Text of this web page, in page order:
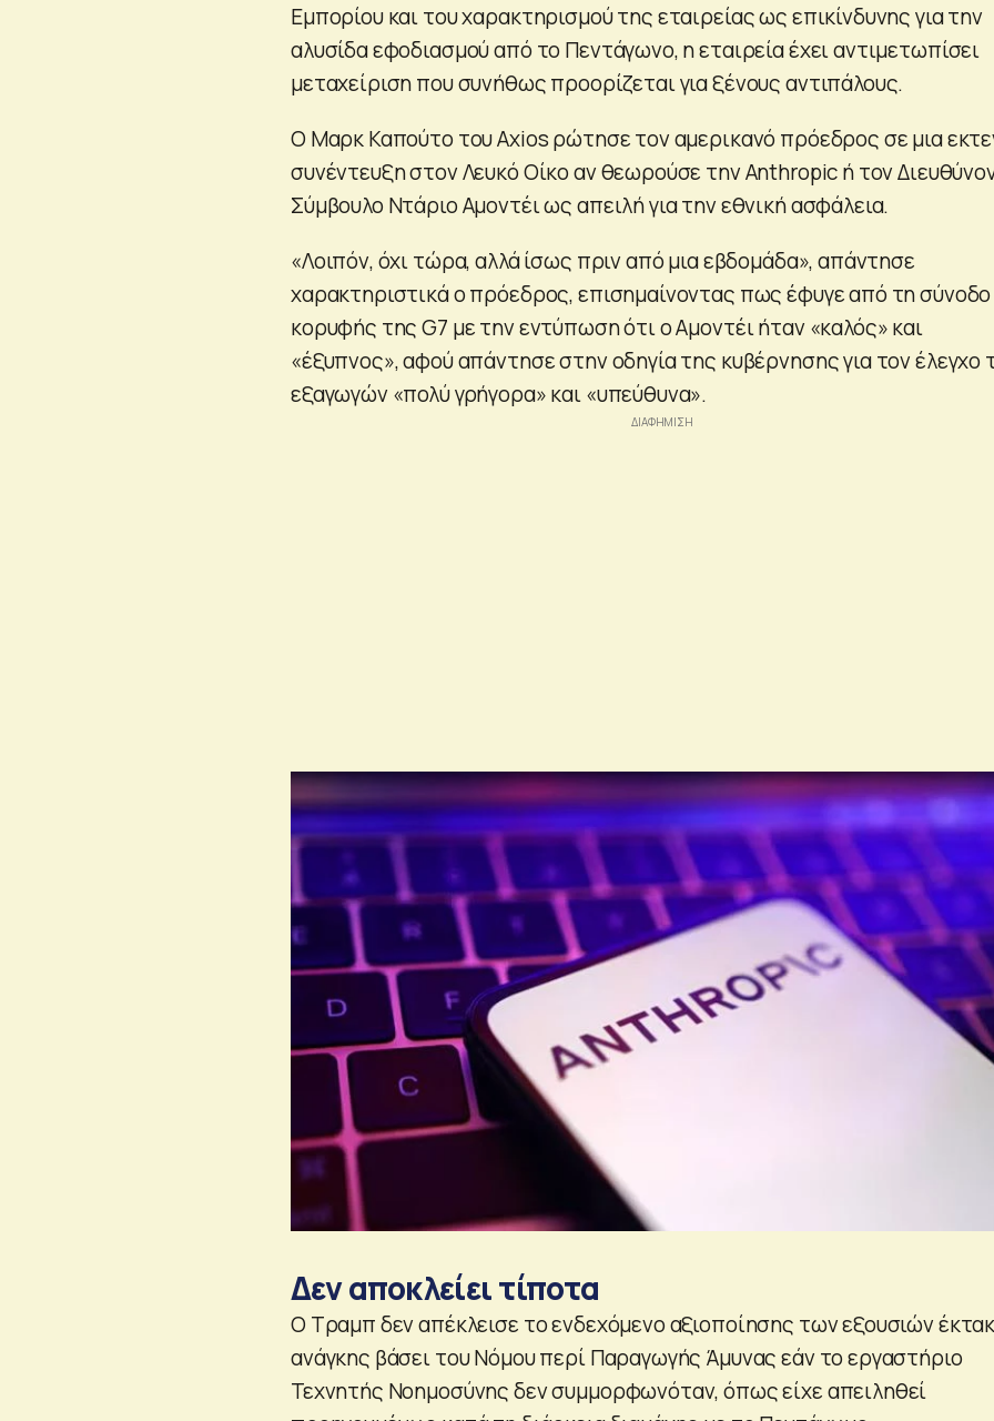
Εμπορίου και του χαρακτηρισμού της εταιρείας ως επικίνδυνης για την
αλυσίδα εφοδιασμού από το Πεντάγωνο, η εταιρεία έχει αντιμετωπίσει
μεταχείριση που συνήθως προορίζεται για ξένους αντιπάλους.
Ο Μαρκ Καπούτο του Axios ρώτησε τον αμερικανό πρόεδρος σε μια
συνέντευξη στον Λευκό Οίκο αν θεωρούσε την Anthropic ή τον
Σύμβουλο Ντάριο Αμοντέι ως απειλή για την εθνική ασφάλεια.
«Λοιπόν, όχι τώρα, αλλά ίσως πριν από μια εβδομάδα», απάντησε
χαρακτηριστικά ο πρόεδρος, επισημαίνοντας πως έφυγε από τη σύνοδο
κορυφής της G7 με την εντύπωση ότι ο Αμοντέι ήταν «καλός» και
«έξυπνος», αφού απάντησε στην οδηγία της κυβέρνησης για τον έλεγχο
εξαγωγών «πολύ γρήγορα» και «υπεύθυνα».
Δεν αποκλείει τίποτα
Ο Τραμπ δεν απέκλεισε το ενδεχόμενο αξιοποίησης των εξουσιών
ανάγκης βάσει του Νόμου περί Παραγωγής Άμυνας εάν το εργαστήριο
Τεχνητής Νοημοσύνης δεν συμμορφωνόταν, όπως είχε απειληθεί